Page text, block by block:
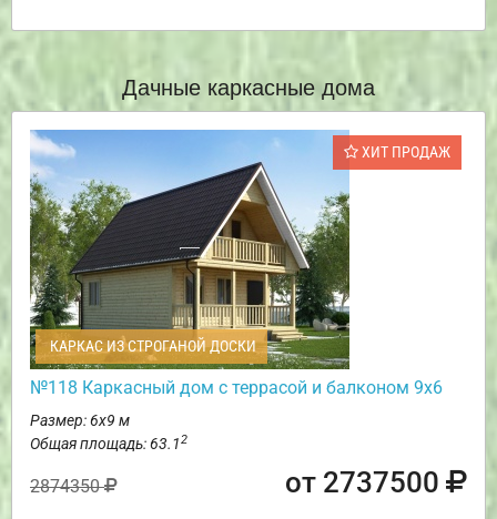
Дачные каркасные дома
ХИТ ПРОДАЖ
КАРКАС ИЗ СТРОГАНОЙ ДОСКИ
№118 Каркасный дом с террасой и балконом 9х6
Размер: 6х9 м
Общая площадь: 63.12
2874350 от 2737500